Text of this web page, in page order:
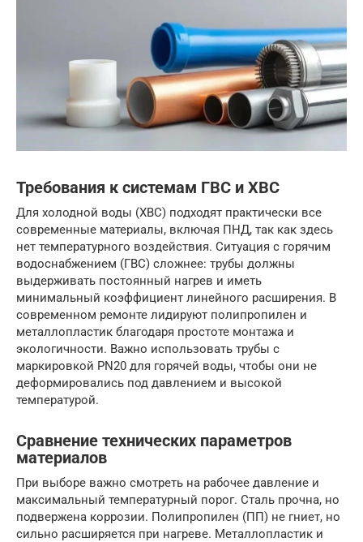
Требования к системам ГВС и ХВС
Для холодной воды (ХВС) подходят практически все
современные материалы, включая ПНД, так как здесь
нет температурного воздействия. Ситуация с горячим
водоснабжением (ГВС) сложнее: трубы должны
выдерживать постоянный нагрев и иметь
минимальный коэффициент линейного расширения. В
современном ремонте лидируют полипропилен и
металлопластик благодаря простоте монтажа и
экологичности. Важно использовать трубы с
маркировкой PN20 для горячей воды, чтобы они не
деформировались под давлением и высокой
температурой.
Сравнение технических параметров
материалов
При выборе важно смотреть на рабочее давление и
максимальный температурный порог. Сталь прочна, но
подвержена коррозии. Полипропилен (ПП) не гниет, но
сильно расширяется при нагреве. Металлопластик и